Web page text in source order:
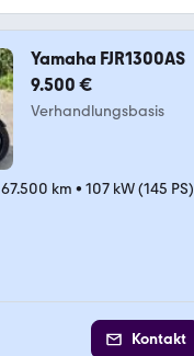
Yamaha FJR1300AS
9.500 €
Verhandlungsbasis
67.500 km • 107 kW (145 PS)
Kontakt